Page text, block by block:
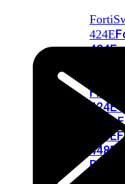
424E
424E-
FPOE
424E-
Fiber
448E
448E-
POE